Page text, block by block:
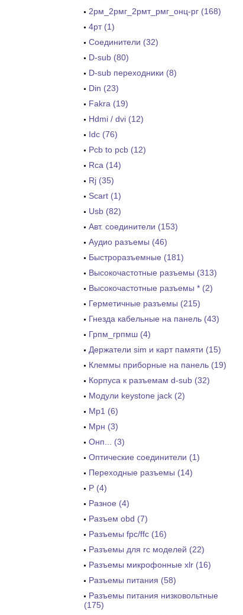
2рм_2рмг_2рмт_рмг_онц-рг (168)
4рт (1)
Cоединители (32)
D-sub (80)
D-sub переходники (8)
Din (23)
Fakra (19)
Hdmi / dvi (12)
Idc (76)
Pcb to pcb (12)
Rca (14)
Rj (35)
Scart (1)
Usb (82)
Авт. соединители (153)
Аудио разъемы (46)
Быстроразъемные (181)
Высокочастотные разъемы (313)
Высокочастотные разъемы * (2)
Герметичные разъемы (215)
Гнезда кабельные на панель (43)
Грпм_грпмш (4)
Держатели sim и карт памяти (15)
Клеммы приборные на панель (19)
Корпуса к разъемам d-sub (32)
Модули keystone jack (2)
Мр1 (6)
Мрн (3)
Онп... (3)
Оптические соединители (1)
Переходные разъемы (14)
Р (4)
Разное (4)
Разъем obd (7)
Разъемы fpc/ffc (16)
Разъемы для rc моделей (22)
Разъемы микрофонные xlr (16)
Разъемы питания (58)
Разъемы питания низковольтные
(175)